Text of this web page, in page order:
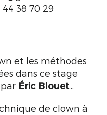
38 70 29
et les méthodes
dans ce stage
Éric Blouet
de clown à